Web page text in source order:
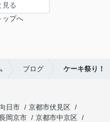
見る
ップへ
ブログ ケーキ祭り！
向日市
京都市伏見区
岡京市
京都市中京区